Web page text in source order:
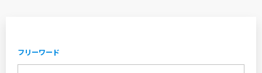
フリーワード